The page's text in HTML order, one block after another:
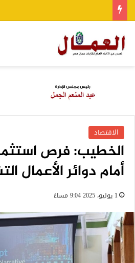
الاقتصاد
الخطيب: فرص
أمام دوائر الأعمال
1 يوليو، 2025 9:04 مساءً